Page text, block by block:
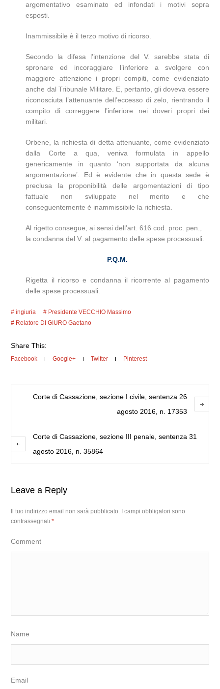
argomentativo esaminato ed infondati i motivi sopra
esposti.
Inammissibile è il terzo motivo di ricorso.
Secondo la difesa l’intenzione del V. sarebbe stata di
spronare ed incoraggiare l’inferiore a svolgere con
maggiore attenzione i propri compiti, come evidenziato
anche dal Tribunale Militare. E, pertanto, gli doveva essere
riconosciuta l’attenuante dell’eccesso di zelo, rientrando il
compito di correggere l’inferiore nei doveri propri dei
militari.
Orbene, la richiesta di detta attenuante, come evidenziato
dalla Corte a qua, veniva formulata in appello
genericamente in quanto ‘non supportata da alcuna
argomentazione’. Ed è evidente che in questa sede è
preclusa la proponibilità delle argomentazioni di tipo
fattuale non sviluppate nel merito e che
conseguentemente è inammissibile la richiesta.
Al rigetto consegue, ai sensi dell’art. 616 cod. proc. pen.,
la condanna del V. al pagamento delle spese processuali.
P.Q.M.
Rigetta il ricorso e condanna il ricorrente al pagamento
delle spese processuali.
ingiuria
Presidente VECCHIO Massimo
Relatore DI GIURO Gaetano
Share This:
Facebook Google+ Twitter Pinterest
Corte di Cassazione, sezione I civile, sentenza 26
agosto 2016, n. 17353
Corte di Cassazione, sezione III penale, sentenza 31
agosto 2016, n. 35864
Leave a Reply
Il tuo indirizzo email non sarà pubblicato.
I campi obbligatori sono
contrassegnati*
Comment
Name
Email